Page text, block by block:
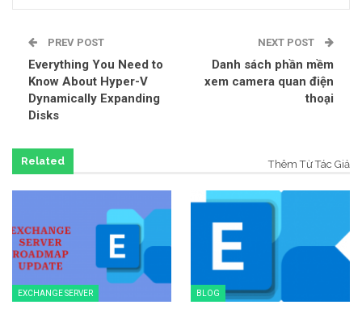
PREV POST
Everything You Need to
Know About Hyper-V
Dynamically Expanding
Disks
NEXT POST
Danh sách phần mềm
xem camera quan điện
thoại
Related Thêm Từ Tác Giả
EXCHANGE SERVER BLOG